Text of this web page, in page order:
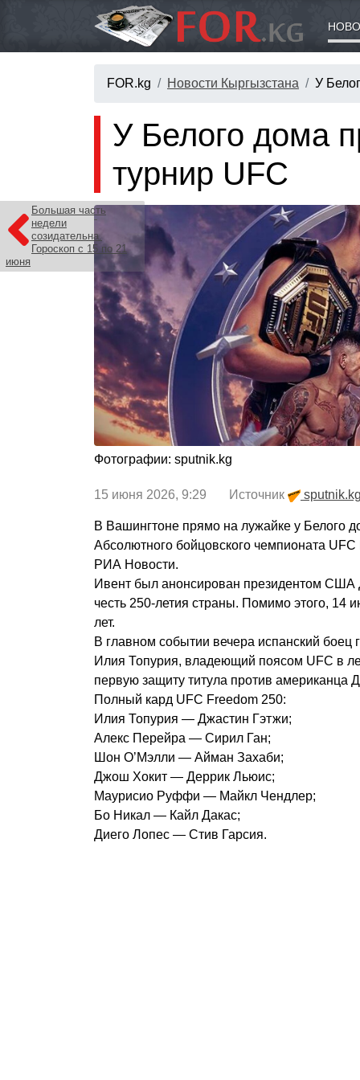
FOR.kg Новости Кыргызстана У
Большая часть
недели
созидательна.
Гороскоп с 15 по 21
июня
У Белого дома
турнир UFC
Фотографии: sputnik.kg
15 июня 2026, 9:29 Источник sputnik.kg
В Вашингтоне прямо на лужайке у Белого
Абсолютного бойцовского чемпионата
РИА Новости.
Ивент был анонсирован президентом
честь 250-летия страны. Помимо этого, 14
лет.
В главном событии вечера испанский боец
Илия Топурия, владеющий поясом UFC в
первую защиту титула против американца
Полный кард UFC Freedom 250:
Илия Топурия — Джастин Гэтжи;
Алекс Перейра — Сирил Ган;
Шон О’Мэлли — Айман Захаби;
Джош Хокит — Деррик Льюис;
Маурисио Руффи — Майкл Чендлер;
Бо Никал — Кайл Дакас;
Диего Лопес — Стив Гарсия.